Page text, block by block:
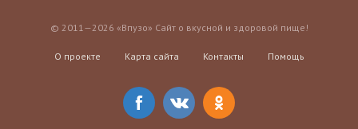
© 2011—2026 «Впузо» Сайт о вкусной и здоровой пище!
О проекте Карта сайта Контакты Помощь